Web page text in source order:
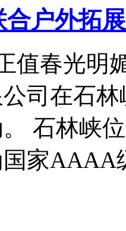
合户外拓
值春光明
司在石
石林峡
国家AAAA